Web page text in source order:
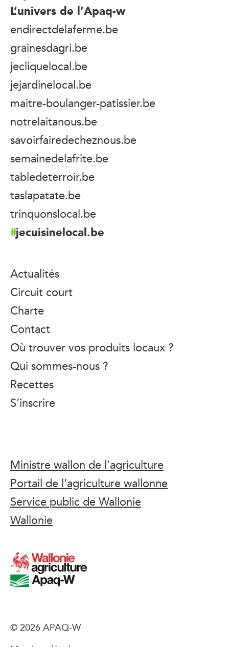
L’univers de l’Apaq-w
endirectdelaferme.be
grainesdagri.be
jecliquelocal.be
jejardinelocal.be
maitre-boulanger-patissier.be
notrelaitanous.be
savoirfairedecheznous.be
semainedelafrite.be
tabledeterroir.be
taslapatate.be
trinquonslocal.be
jecuisinelocal.be
Actualités
Circuit court
Charte
Contact
Où trouver vos produits locaux ?
Qui sommes-nous ?
Recettes
S’inscrire
Ministre wallon de l’agriculture
Portail de l’agriculture wallonne
Service public de Wallonie
Wallonie
© 2026 APAQ-W